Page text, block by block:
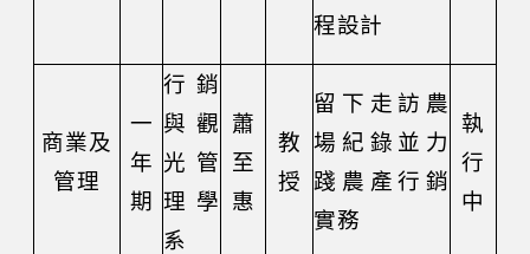
程設計
商業及
管理
一
年
期
行銷
與觀
光管
理學
系
蕭
至
惠
教
授
留下走訪農
場紀錄並力
踐農產行銷
實務
執
行
中